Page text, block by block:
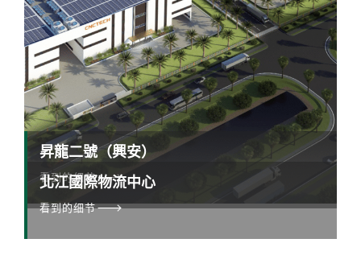
昇龍二號（興安）
看到的细节
北江國際物流中心
看到的细节